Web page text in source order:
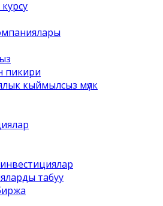
пикири
кыймылсыз мүлк
табуу